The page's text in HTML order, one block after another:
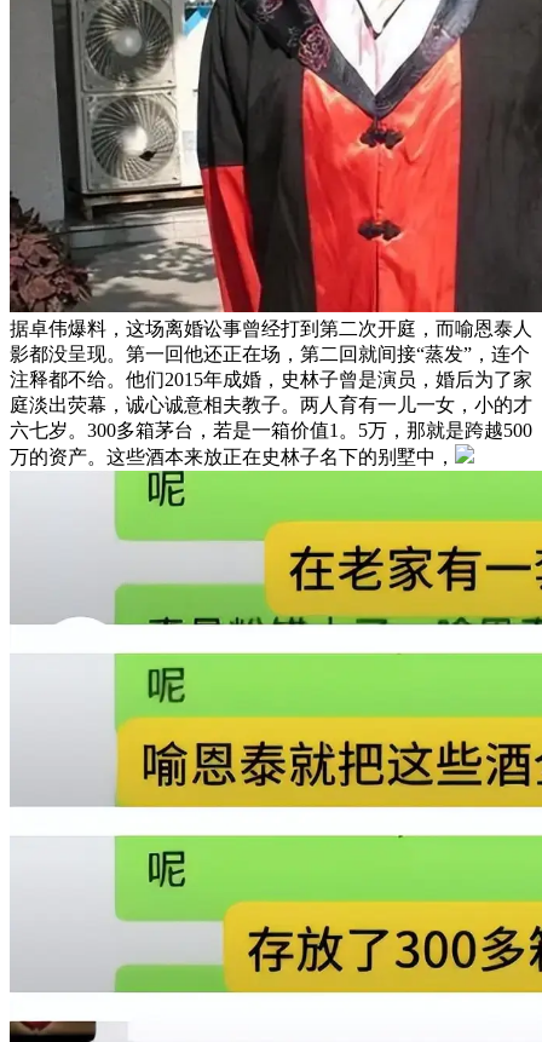
据卓伟爆料，这场离婚讼事曾经打到第二次开庭，而喻恩泰人
影都没呈现。第一回他还正在场，第二回就间接“蒸发”，连个
注释都不给。他们2015年成婚，史林子曾是演员，婚后为了家
庭淡出荧幕，诚心诚意相夫教子。两人育有一儿一女，小的才
六七岁。300多箱茅台，若是一箱价值1。5万，那就是跨越500
万的资产。这些酒本来放正在史林子名下的别墅中，